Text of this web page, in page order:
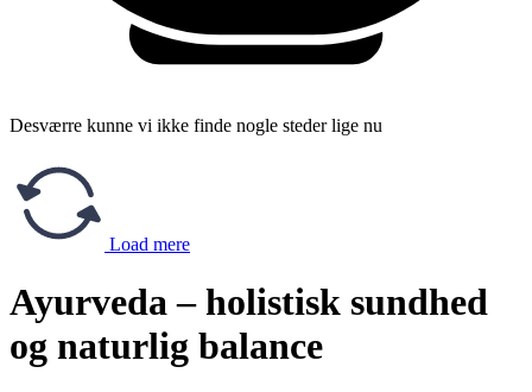
Desværre kunne vi ikke finde nogle steder lige nu
Load mere
Ayurveda – holistisk sundhed
og naturlig balance